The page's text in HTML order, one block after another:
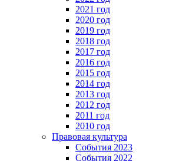
2021 год
2020 год
2019 год
2018 год
2017 год
2016 год
2015 год
2014 год
2013 год
2012 год
2011 год
2010 год
Правовая культура
События 2023
События 2022